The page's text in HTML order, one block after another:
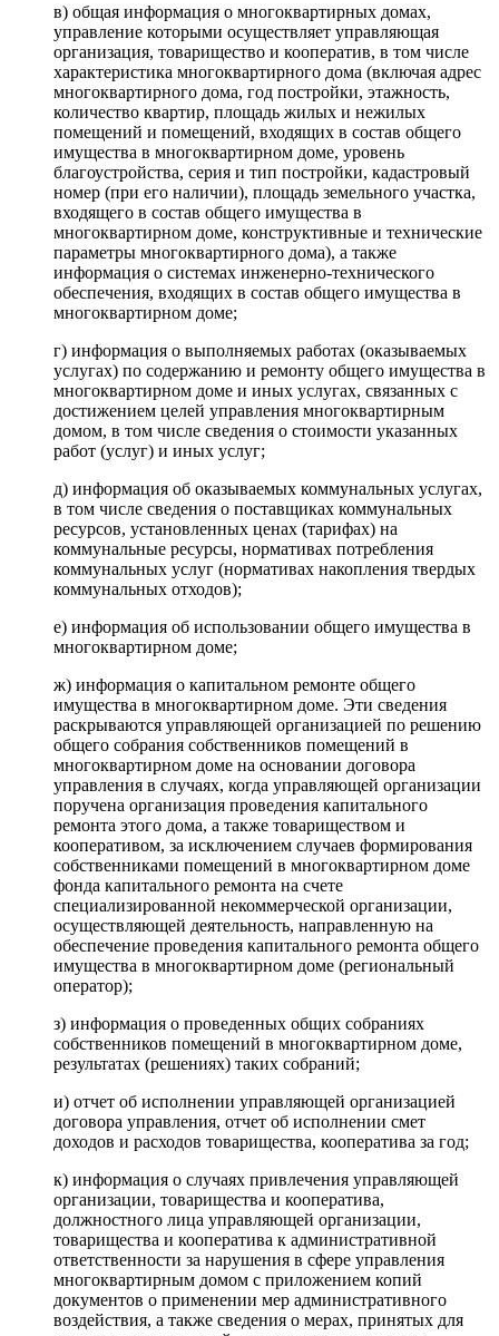
в) общая информация о многоквартирных домах,
управление которыми осуществляет управляющая
организация, товарищество и кооператив, в том числе
характеристика многоквартирного дома (включая адрес
многоквартирного дома, год постройки, этажность,
количество квартир, площадь жилых и нежилых
помещений и помещений, входящих в состав общего
имущества в многоквартирном доме, уровень
благоустройства, серия и тип постройки, кадастровый
номер (при его наличии), площадь земельного участка,
входящего в состав общего имущества в
многоквартирном доме, конструктивные и технические
параметры многоквартирного дома), а также
информация о системах инженерно-технического
обеспечения, входящих в состав общего имущества в
многоквартирном доме;
г) информация о выполняемых работах (оказываемых
услугах) по содержанию и ремонту общего имущества в
многоквартирном доме и иных услугах, связанных с
достижением целей управления многоквартирным
домом, в том числе сведения о стоимости указанных
работ (услуг) и иных услуг;
д) информация об оказываемых коммунальных услугах,
в том числе сведения о поставщиках коммунальных
ресурсов, установленных ценах (тарифах) на
коммунальные ресурсы, нормативах потребления
коммунальных услуг (нормативах накопления твердых
коммунальных отходов);
е) информация об использовании общего имущества в
многоквартирном доме;
ж) информация о капитальном ремонте общего
имущества в многоквартирном доме. Эти сведения
раскрываются управляющей организацией по решению
общего собрания собственников помещений в
многоквартирном доме на основании договора
управления в случаях, когда управляющей организации
поручена организация проведения капитального
ремонта этого дома, а также товариществом и
кооперативом, за исключением случаев формирования
собственниками помещений в многоквартирном доме
фонда капитального ремонта на счете
специализированной некоммерческой организации,
осуществляющей деятельность, направленную на
обеспечение проведения капитального ремонта общего
имущества в многоквартирном доме (региональный
оператор);
з) информация о проведенных общих собраниях
собственников помещений в многоквартирном доме,
результатах (решениях) таких собраний;
и) отчет об исполнении управляющей организацией
договора управления, отчет об исполнении смет
доходов и расходов товарищества, кооператива за год;
к) информация о случаях привлечения управляющей
организации, товарищества и кооператива,
должностного лица управляющей организации,
товарищества и кооператива к административной
ответственности за нарушения в сфере управления
многоквартирным домом с приложением копий
документов о применении мер административного
воздействия, а также сведения о мерах, принятых для